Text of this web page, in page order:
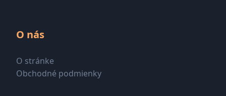
O nás
O stránke
Obchodné podmienky